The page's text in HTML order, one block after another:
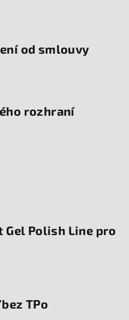
od smlouvy
rozhraní
Gel Polish Line pro
TPo